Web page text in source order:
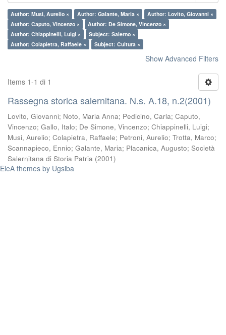
Author: Musi, Aurelio × Author: Galante, Maria ×
Author: Lovito, Giovanni ×
Author: Caputo, Vincenzo ×
Author: De Simone, Vincenzo ×
Author: Chiappinelli, Luigi ×
Subject: Salerno ×
Author: Colapietra, Raffaele ×
Subject: Cultura ×
Show Advanced Filters
Items 1-1 di 1
Rassegna storica salernitana. N.s. A.18, n.2(2001)
Lovito, Giovanni; Noto, Maria Anna; Pedicino, Carla; Caputo,
Vincenzo; Gallo, Italo; De Simone, Vincenzo; Chiappinelli, Luigi;
Musi, Aurelio; Colapietra, Raffaele; Petroni, Aurelio; Trotta, Marco;
Scannapieco, Ennio; Galante, Maria; Placanica, Augusto; Società
Salernitana di Storia Patria (2001)
EleA themes by Ugsiba